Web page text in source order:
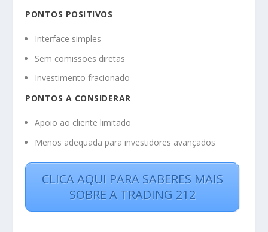
PONTOS POSITIVOS
Interface simples
Sem comissões diretas
Investimento fracionado
PONTOS A CONSIDERAR
Apoio ao cliente limitado
Menos adequada para investidores avançados
CLICA AQUI PARA SABERES MAIS
SOBRE A TRADING 212